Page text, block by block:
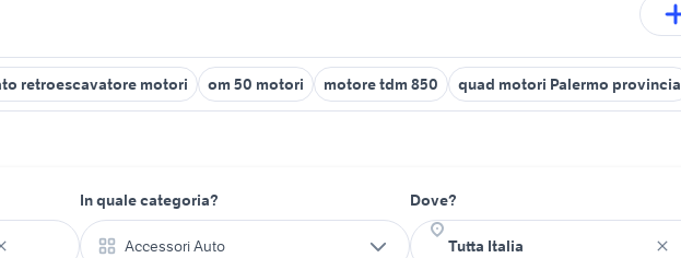
retroescavatore motori om 50 motori motore tdm 850 quad motori Palermo provincia
In quale categoria?
Accessori Auto
Dove?